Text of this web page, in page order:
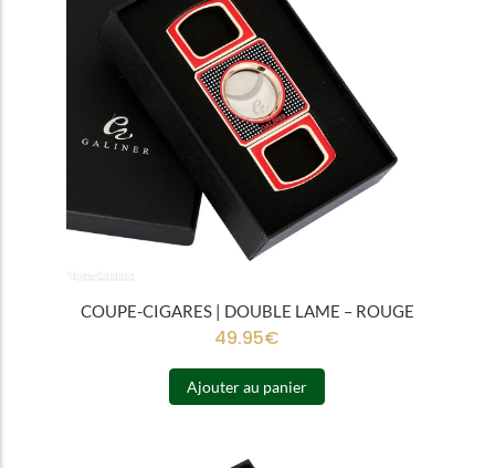
COUPE-CIGARES | DOUBLE LAME – ROUGE
49.95€
Ajouter au panier